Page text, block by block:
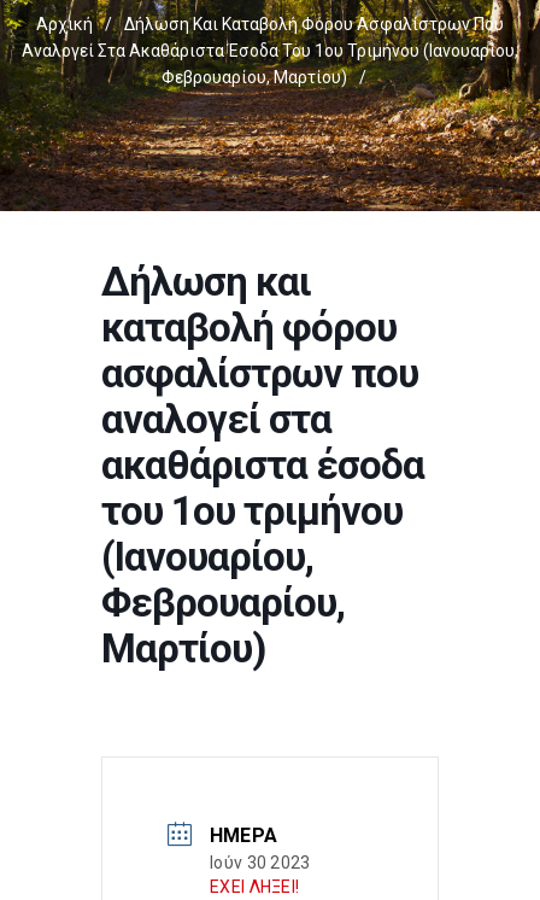
Αρχική /
Δήλωση Και Καταβολή Φόρου Ασφαλίστρων Που
Αναλογεί Στα Ακαθάριστα Έσοδα Του 1ου Τριμήνου (Ιανουαρίου,
Φεβρουαρίου, Μαρτίου)
/
Δήλωση και
καταβολή φόρου
ασφαλίστρων που
αναλογεί στα
ακαθάριστα έσοδα
του 1ου τριμήνου
(Ιανουαρίου,
Φεβρουαρίου,
Μαρτίου)
ΗΜΈΡΑ
Ιούν 30 2023
ΕΧΕΙ ΛΗΞΕΙ!